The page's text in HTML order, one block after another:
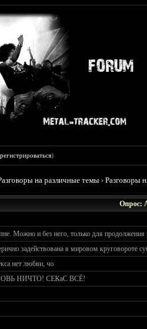
)
на различные темы ›Разговоры
Опрос:
Можно и без него, только для продолжения
задействована в мировом круговороте
нет любви, чо
НИЧТО! СЕКаС ВСЁ!